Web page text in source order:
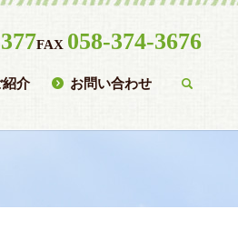
FAX 058-374-3676
紹介 お問い合わせ